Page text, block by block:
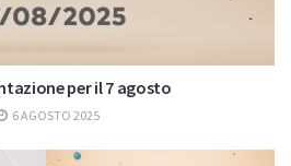
per il 7 agosto
6 AGOSTO 2025